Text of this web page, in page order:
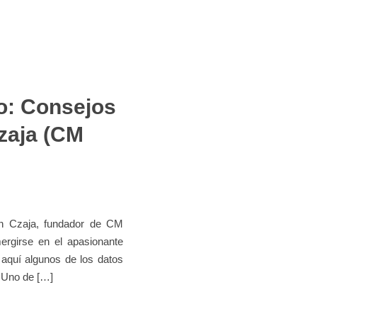
Consejos
(CM
Czaja, fundador de CM
en el apasionante
algunos de los datos
Uno de […]